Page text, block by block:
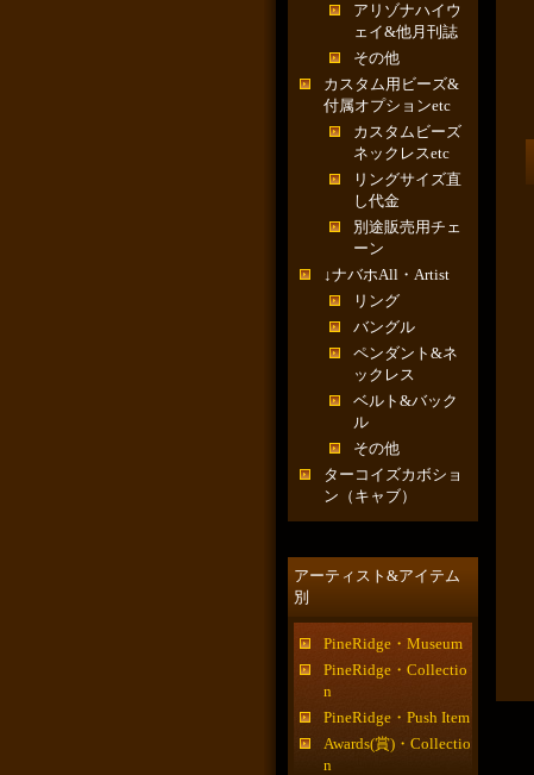
アリゾナハイウ
ェイ&他月刊誌
その他
カスタム用ビーズ&
付属オプションetc
カスタムビーズ
ネックレスetc
リングサイズ直
し代金
別途販売用チェ
ーン
↓ナバホAll・Artist
リング
バングル
ペンダント&ネ
ックレス
ベルト&バック
ル
その他
ターコイズカボショ
ン（キャブ）
アーティスト&アイテム
別
PineRidge・Museum
PineRidge・Collectio
n
PineRidge・Push Item
Awards(賞)・Collectio
n